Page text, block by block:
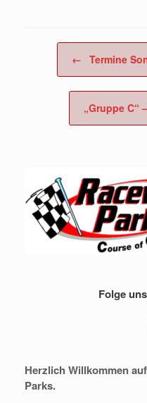
Beitragsnavigation
← Termine
„Gruppe C“
Folge
Herzlich Willkommen
Parks.